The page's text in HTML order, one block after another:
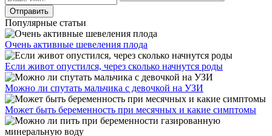
Популярные статьи
Очень активные шевеления плода
Если живот опустился, через сколько начнутся роды
Можно ли спутать мальчика с девочкой на УЗИ
Может быть беременность при месячных и какие симптомы